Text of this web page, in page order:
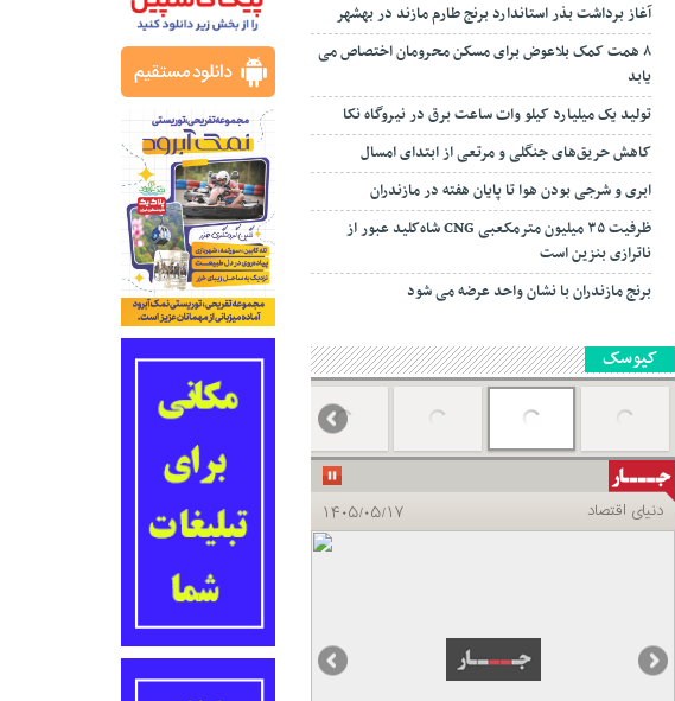
آغاز برداشت بذر استاندارد برنج طارم مازند در بهشهر
۸ همت کمک بلاعوض برای مسکن محرومان اختصاص می
یابد
تولید یک میلیارد کیلو وات ساعت برق در نیروگاه نکا
کاهش حریق‌های جنگلی و مرتعی از ابتدای امسال
ابری و شرجی بودن هوا تا پایان هفته در مازندران
ظرفیت ۳۵ میلیون مترمکعبی CNG شاه‌کلید عبور از
ناترازی بنزین است
برنج مازندران با نشان واحد عرضه می شود
کیوسک